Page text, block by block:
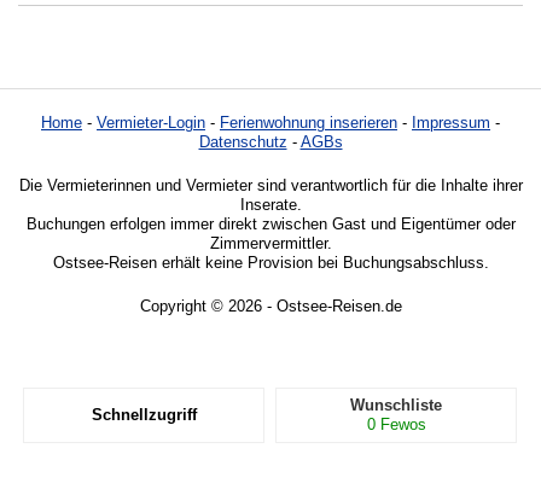
Home - Vermieter-Login - Ferienwohnung inserieren - Impressum -
Datenschutz - AGBs
Die Vermieterinnen und Vermieter sind verantwortlich für die Inhalte ihrer
Inserate.
Buchungen erfolgen immer direkt zwischen Gast und Eigentümer oder
Zimmervermittler.
Ostsee-Reisen erhält keine Provision bei Buchungsabschluss.
Copyright © 2026 - Ostsee-Reisen.de
Schnellzugriff
Wunschliste
0 Fewos